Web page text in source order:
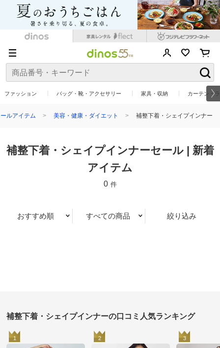
ファッション バッグ・靴・アクセサリー 家具・収納 カーテン・
ルアイテム 美容・健康・ダイエット 補整下着・シェイプインナー
補整下着・シェイプインナーセール | 新着
アイテム
0 件
おすすめ順 すべての商品 絞り込み
補整下着・シェイプインナーの口コミ人気ランキング
1 2 3